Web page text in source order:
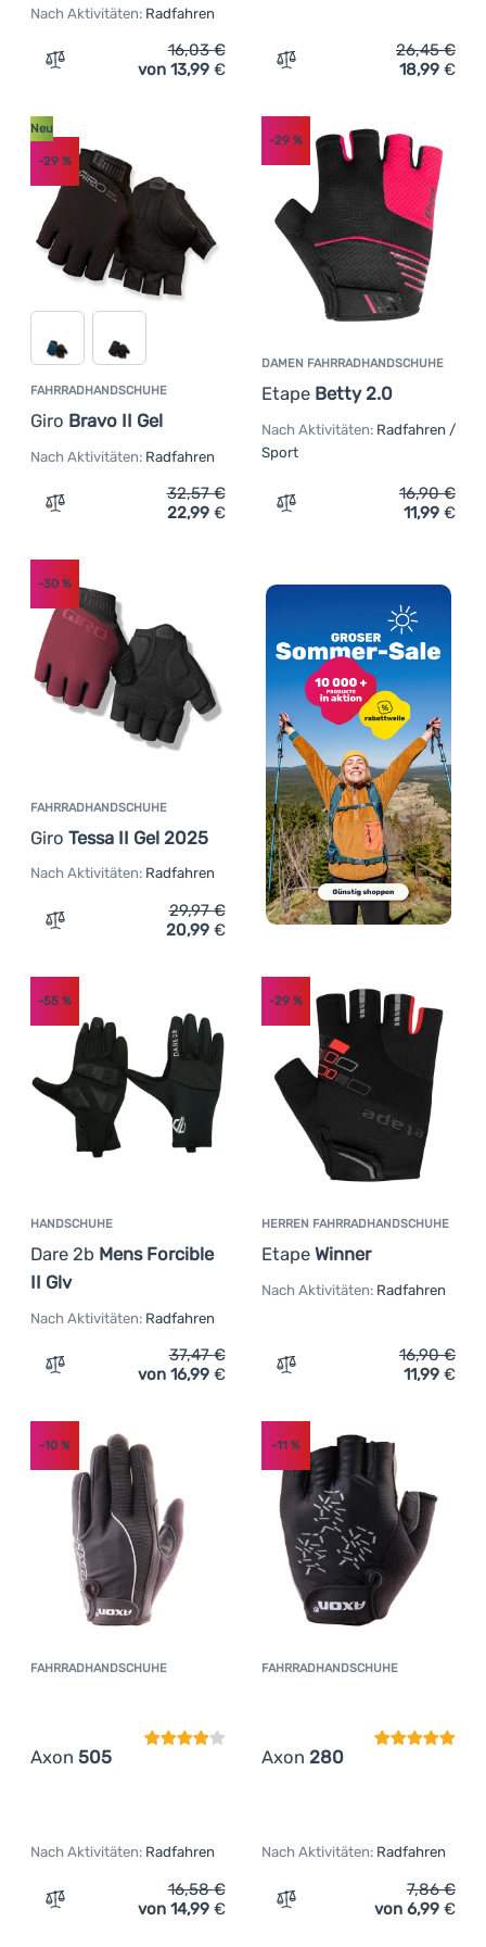
Registrieren
Polyuretan (6)
100% Polyester(5)
Baumwolle
Polyamid (1)
(1
Spandex 1
Nach Aktivitäten: Radfahren
Zum Vergleich 'Fahrradhandschuhe Axon 350'
16,03€
von 13,99 € Zum Vergleich 'Damen
26,45€
18,99 €
FAHRRADHANDSCHUHE
Giro Bravo II Gel
Neu
-29 %
Nach Aktivitäten: Radfahren
Zum Vergleich 'Fahrradhandschuhe Giro Bravo II Gel'
32,57€
22,99 €
DAMEN FAHRRADHANDSCHUHE
Etape Betty 2.0
-29%
Nach Aktivitäten: Radfahren /
Sport
Zum Vergleich 'Damen
16,90€
11,99 €
FAHRRADHANDSCHUHE
Giro Tessa II Gel 2025
-30 %
Nach Aktivitäten: Radfahren
Zum Vergleich 'Fahrradhandschuhe Giro Tessa II Gel
29,97€
20,99 €
HANDSCHUHE
Dare 2b Mens Forcible
II Glv
-55 %
Nach Aktivitäten: Radfahren
Zum Vergleich 'Handschuhe Dare 2b Mens Forcible II
37,47€
von 16,99 €
HERREN FAHRRADHANDSCHUHE
Etape Winner
-29%
Nach Aktivitäten: Radfahren
Zum Vergleich 'Herren
16,90€
11,99 €
FAHRRADHANDSCHUHE
Axon 505
Kundenbewertung
-10 %
Nach Aktivitäten: Radfahren
Zum Vergleich 'Fahrradhandschuhe Axon 505'
16,58€
von 14,99 €
FAHRRADHANDSCHUHE
Axon 280
-11 %
Nach Aktivitäten: Radfahren
Zum Vergleich
7,86€
von 6,99 €